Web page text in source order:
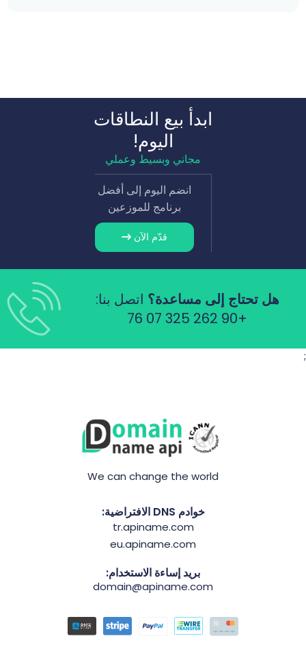
ابدأ بيع النطاقات
اليوم!
مجاني وبسيط وعملي
انضم اليوم إلى أفضل
برنامج للموزعين
قدّم الآن
هل تحتاج إلى مساعدة؟ اتصل بنا:
+90 262 325 07 76
;
We can change the world
خوادم DNS الافتراضية:
tr.apiname.com
eu.apiname.com
بريد إساءة الاستخدام:
domain@apiname.com